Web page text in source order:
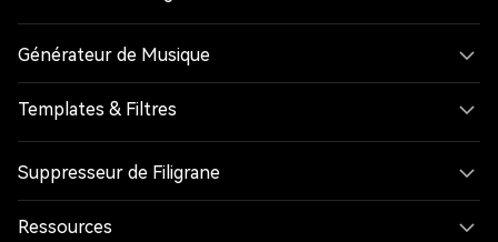
Générateur de Musique
Templates & Filtres
Suppresseur de Filigrane
Ressources